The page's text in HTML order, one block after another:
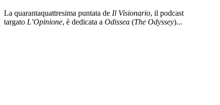
La quarantaquattresima puntata de Il Visionario, il podcast
targato L’Opinione, è dedicata a Odissea (The Odyssey)...